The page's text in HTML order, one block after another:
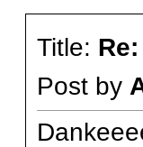
Title:
Post by